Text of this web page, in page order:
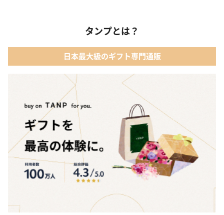
04 メイクアップ
05 入浴剤・バスケア
03 【名入れギフト】フラワーティントリップ［日本限定ピンクゴ
ールドパッケージ］
04 FLOWERiUM®︎ Christmas toilette（フラワリウム クリスマス
05 2人のための体験カタログ FOR2ギフト（GREEN）
タンプとは？
日本最大級のギフト専門通販